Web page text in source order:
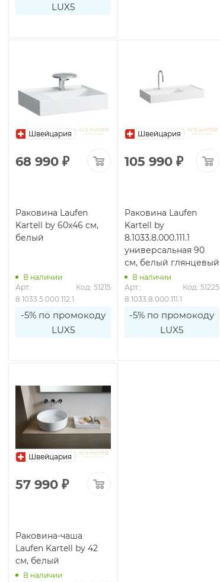
LUX5
Швейцария
68 990 ₽
Раковина Laufen
Kartell by 60x46 см,
белый
В наличии
Арт.:
8.1033.5.000.112.1
Код: 51215
-5% по промокоду
LUX5
Швейцария
105 990₽
Раковина Laufen
Kartell by
8.1033.8.000.111.1
универсальная 90
см, белый глянцевый
В наличии
Арт.:
8.1033.8.000.111.1
Код: 51225
-5% по промокоду
LUX5
Швейцария
57 990 ₽
Раковина-чаша
Laufen Kartell by 42
см, белый
В наличии